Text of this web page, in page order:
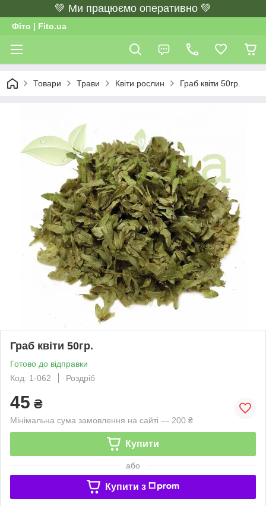
💚 Ми працюємо оперативно 💚
Фіто | Fito.ua
Товари Трави Квіти рослин Граб квіти 50гр.
Граб квіти 50гр.
Готово до відправки
Код: 1-062
Роздріб
45 ₴
Мінімальна сума замовлення на сайті — 200 ₴
Купити
або
Купити з